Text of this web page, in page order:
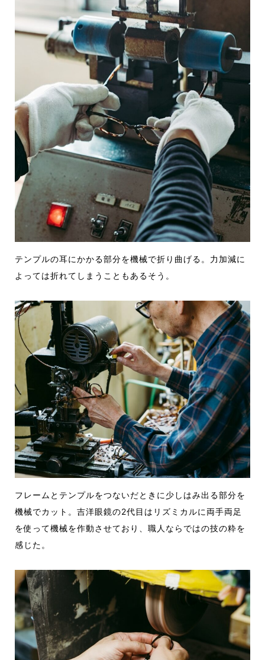
テンプルの耳にかかる部分を機械で折り曲げる。力加減に
よっては折れてしまうこともあるそう。
フレームとテンプルをつないだときに少しはみ出る部分を
機械でカ ット。吉洋眼鏡の2代目はリズミカルに両手両足
を使って機械を作動させており、職人ならではの技の粋を
感じた。